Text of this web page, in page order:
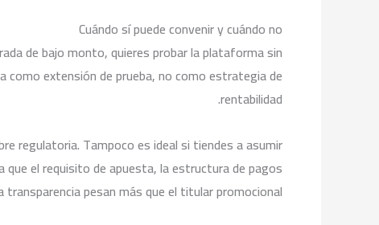
Cuándo sí puede convenir y cuándo no
de bajo monto, quieres probar la plataforma sin
como extensión de prueba, no como estrategia de
rentabilidad.
regulatoria. Tampoco es ideal si tiendes a asumir
el requisito de apuesta, la estructura de pagos
transparencia pesan más que el titular promocional.